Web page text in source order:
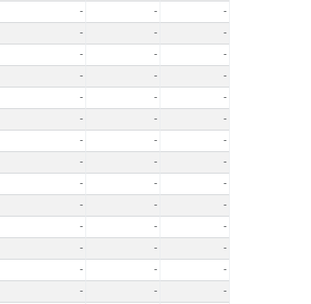
- -
-
- -
-
- -
-
- -
-
- -
-
- -
-
- -
-
- -
-
- -
-
- -
-
- -
-
- -
-
- -
-
- -
-